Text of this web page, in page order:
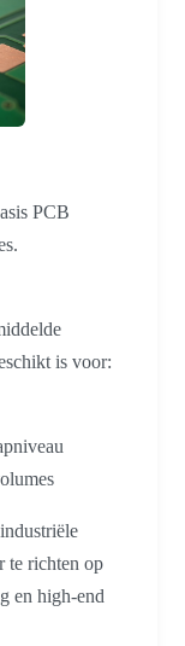
PCB
is voor:
te richten op
en high-end